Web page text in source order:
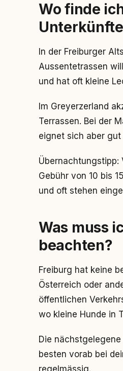
Wo finde
In der Freiburger
Aussentetrassen
und hat oft kleine
Im Greyerzerland
Terrassen. Bei der
eignet sich aber gut
Übernachtungstipp:
Gebühr von 10 bis
und oft stehen
Was muss
beachten?
Freiburg hat keine
Österreich oder
öffentlichen
wo kleine Hunde in
Die
besten vorab bei
regelmässig.